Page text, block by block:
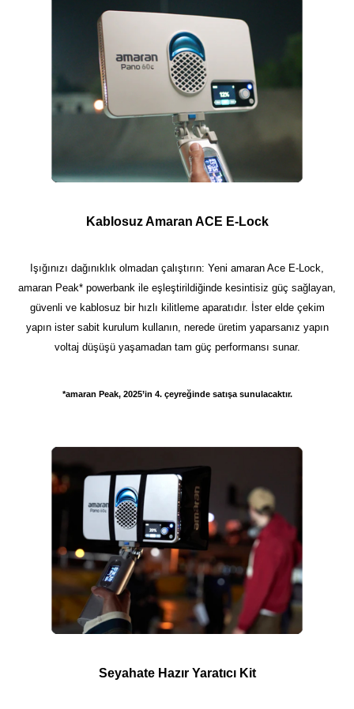
Kablosuz Amaran ACE E-Lock
Işığınızı dağınıklık olmadan çalıştırın: Yeni amaran Ace E-Lock,
amaran Peak* powerbank ile eşleştirildiğinde kesintisiz güç sağlayan,
güvenli ve kablosuz bir hızlı kilitleme aparatıdır. İster elde çekim
yapın ister sabit kurulum kullanın, nerede üretim yaparsanız yapın
voltaj düşüşü yaşamadan tam güç performansı sunar.
*amaran Peak, 2025’in 4. çeyreğinde satışa sunulacaktır.
Seyahate Hazır Yaratıcı Kit